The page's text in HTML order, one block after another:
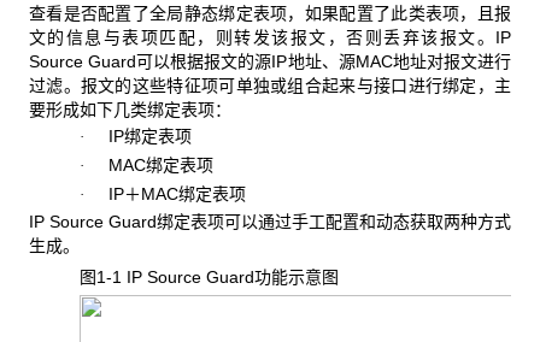
查看是否配置了全局静态绑定表项，如果配置了此类表项，且报
文的信息与表项匹配，则转发该报文，否则丢弃该报文。IP
Source Guard可以根据报文的源IP地址、源MAC地址对报文进行
过滤。报文的这些特征项可单独或组合起来与接口进行绑定，主
要形成如下几类绑定表项：
· IP绑定表项
· MAC绑定表项
· IP＋MAC绑定表项
IP Source Guard绑定表项可以通过手工配置和动态获取两种方式
生成。
图1-1 IP Source Guard功能示意图